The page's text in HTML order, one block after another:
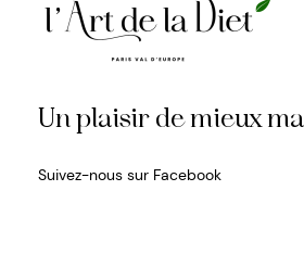
Un plaisir de mieux
Suivez-nous sur Facebook